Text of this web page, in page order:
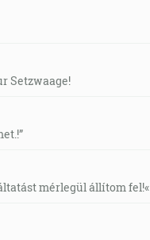
Setzwaage!
mérlegül állítom fel!«